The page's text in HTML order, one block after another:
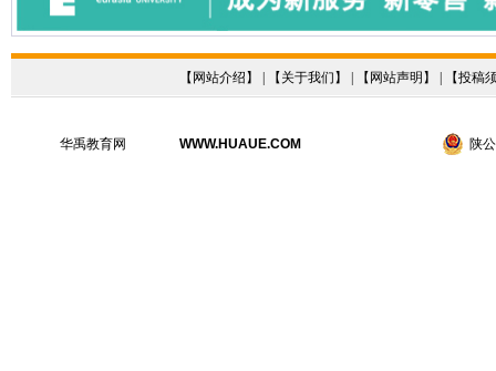
【 网站介绍 】 | 【 关于我们 】 | 【 网站声明 】 | 【投稿
华禹教育网 WWW.HUAUE.COM 陕